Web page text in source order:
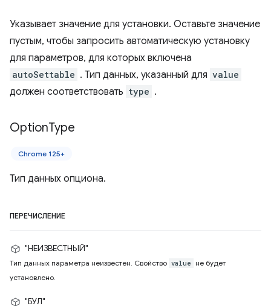
Указывает значение для установки. Оставьте значение
пустым, чтобы запросить автоматическую установку
для параметров, для которых включена
autoSettable . Тип данных, указанный для value
должен соответствовать type .
OptionType
Chrome 125+
Тип данных опциона.
ПЕРЕЧИСЛЕНИЕ
"НЕИЗВЕСТНЫЙ"
Тип данных параметра неизвестен. Свойство value
не будет
установлено.
"БУЛ"